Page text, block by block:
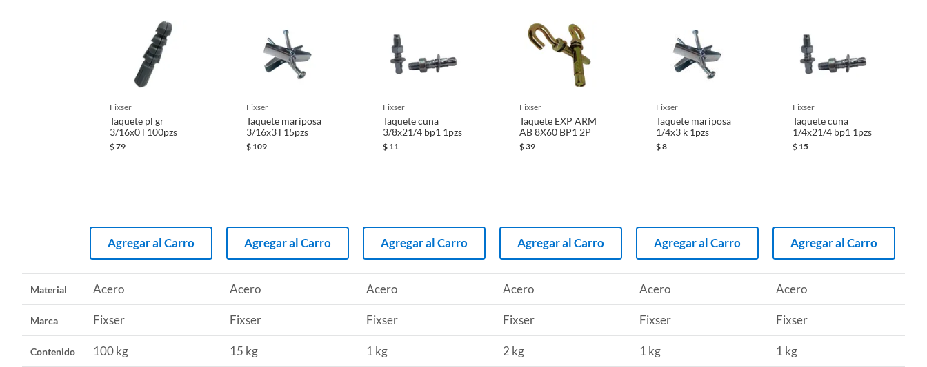
fixser
Taquete pl gr
3/16x0 l 100pzs
$79
Agregar al Carro
fixser
Taquete mariposa
3/16x3 l 15pzs
$ 109
Agregar al Carro
fixser
Taquete cuna
3/8x21/4 bp1 1pzs
$ 11
Agregar al Carro
fixser
Taquete EXP ARM
AB 8X60 BP1 2P
$39
Agregar al Carro
fixser
Taquete mariposa
1/4x3 k 1pzs
$8
Agregar al Carro
fixser
Taquete cuna
1/4x21/4 bp1 1pzs
$ 15
Agregar al Carro
Material Acero Acero Acero Acero Acero Acero
Marca Fixser Fixser Fixser Fixser Fixser Fixser
Contenido 100 kg 15 kg 1 kg 2 kg 1 kg 1 kg